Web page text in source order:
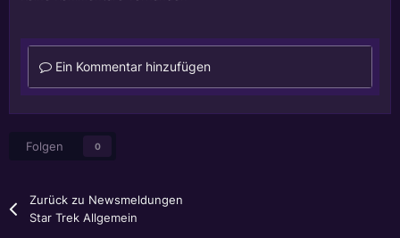
Ein Kommentar hinzufügen
Folgen 0
Zurück zu Newsmeldungen
Star Trek Allgemein